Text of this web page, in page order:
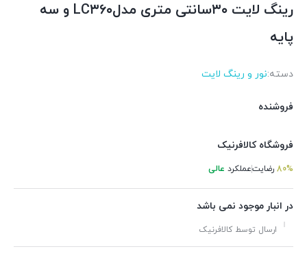
رینگ لایت ۳۰سانتی متری مدلLC۳۶۰ و سه
پایه
دسته:نور و رینگ لایت
فروشنده
فروشگاه کالافرنیک
80% رضایتعملکرد عالی
در انبار موجود نمی باشد
ارسال توسط کالافرنیک